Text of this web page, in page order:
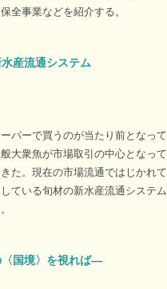
全事業などを紹介する。
産流通システム
パーで買うのが当たり前となっ
大衆魚が市場取引の中心となっ
た。現在の市場流通ではじかれ
ている旬材の新水産流通システ
〈国境〉を視れば―